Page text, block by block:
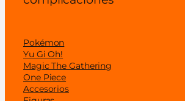
Pokémon
Yu Gi Oh!
Magic The Gathering
One Piece
Accesorios